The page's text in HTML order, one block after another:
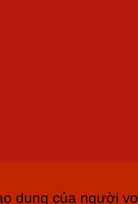
dung của người